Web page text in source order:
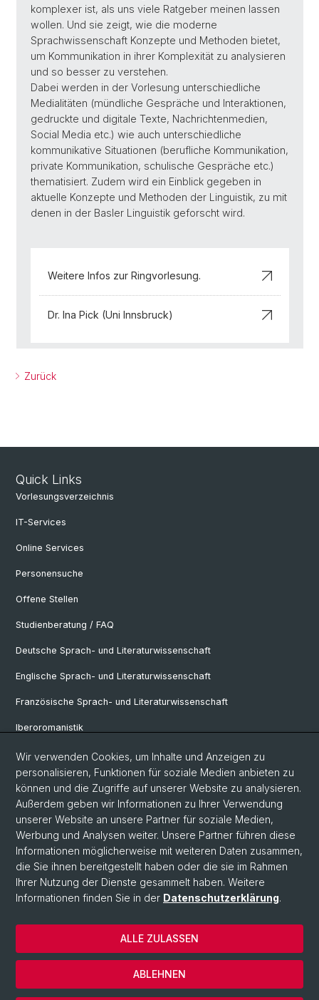
komplexer ist, als uns viele Ratgeber meinen lassen
wollen. Und sie zeigt, wie die moderne
Sprachwissenschaft Konzepte und Methoden bietet,
um Kommunikation in ihrer Komplexität zu analysieren
und so besser zu verstehen.
Dabei werden in der Vorlesung unterschiedliche
Medialitäten (mündliche Gespräche und Interaktionen,
gedruckte und digitale Texte, Nachrichtenmedien,
Social Media etc.) wie auch unterschiedliche
kommunikative Situationen (berufliche Kommunikation,
private Kommunikation, schulische Gespräche etc.)
thematisiert. Zudem wird ein Einblick gegeben in
aktuelle Konzepte und Methoden der Linguistik, zu mit
denen in der Basler Linguistik geforscht wird.
Weitere Infos zur Ringvorlesung.
Dr. Ina Pick (Uni Innsbruck)
Zurück
Quick Links
Vorlesungsverzeichnis
IT-Services
Online Services
Personensuche
Offene Stellen
Studienberatung / FAQ
Deutsche Sprach- und Literaturwissenschaft
Englische Sprach- und Literaturwissenschaft
Französische Sprach- und Literaturwissenschaft
Iberoromanistik
Italianistik
Nordistik
Osteuropa-Studien
Slavic Studies
© Universität Basel
Datenschutzerklärung
Philosophisch-Historische Fakultät
Wir verwenden Cookies, um Inhalte und Anzeigen zu
personalisieren, Funktionen für soziale Medien anbieten zu
können und die Zugriffe auf unserer Website zu analysieren.
Außerdem geben wir Informationen zu Ihrer Verwendung
unserer Website an unsere Partner für soziale Medien,
Werbung und Analysen weiter. Unsere Partner führen diese
Informationen möglicherweise mit weiteren Daten zusammen,
die Sie ihnen bereitgestellt haben oder die sie im Rahmen
Ihrer Nutzung der Dienste gesammelt haben. Weitere
Informationen finden Sie in der Datenschutzerklärung.
ABLEHNEN
ALLE ZULASSEN